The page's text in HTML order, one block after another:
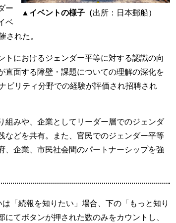
▲イベントの様子（出所：日本郵船）
ー
ベ
れた。
におけるジェンダー平等に対する認識の向
面する障壁・課題についての理解の深化を
ビリティ分野での経験が評価され招聘され
組みや、企業としてリーダー層でのジェンダ
などを共有。また、官民でのジェンダー平等
企業、市民社会間のパートナーシップを強
「続報を知りたい」場合、下の「もっと知り
てボタンが押された数のみをカウントし、